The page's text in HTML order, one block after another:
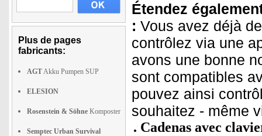
Plus de pages
fabricants:
AGTAkku Pumpen SUP
ELESION
Rosenstein & Söhne Komposter
Semptec Urban Survival
Étendez
: Vous avez déjà
contrôlez via une
avons une bonne
sont compatibles
pouvez ainsi
souhaitez - même
Cadenas avec